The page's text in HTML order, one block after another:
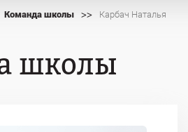
Команда школы >>
Карбач Наталья
школы